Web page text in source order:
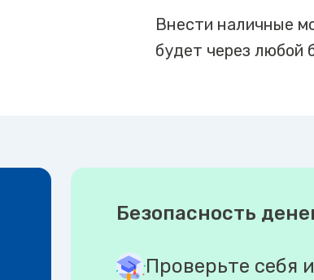
Внести наличные
будет через любой
Безопасность
Проверьте себя